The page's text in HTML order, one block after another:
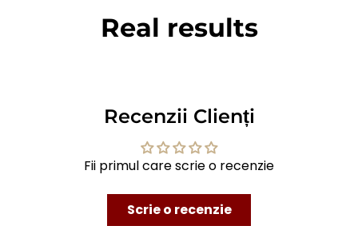
Real results
Recenzii Clienți
Fii primul care scrie o recenzie
Scrie o recenzie